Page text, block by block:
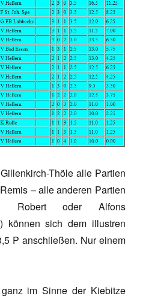
Thöle alle Partien
– alle anderen Partien
Robert oder Alfons
können sich dem illustren
P anschließen. Nur einem
im Sinne der Kiebitze